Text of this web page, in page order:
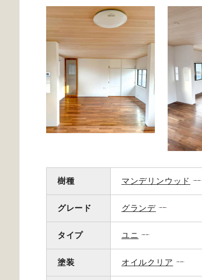
樹種 マンデリンウッド
グレード グランデ
タイプ ユニ
塗装 オイルクリア